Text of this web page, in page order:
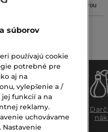
Hyalurónovou
Expresný
osobný
odber
súborov
používajú cookie
potrebné pre
aj na
vylepšenie a /
jej funkcií a na
reklamy.
uchovávame
Nastavenie